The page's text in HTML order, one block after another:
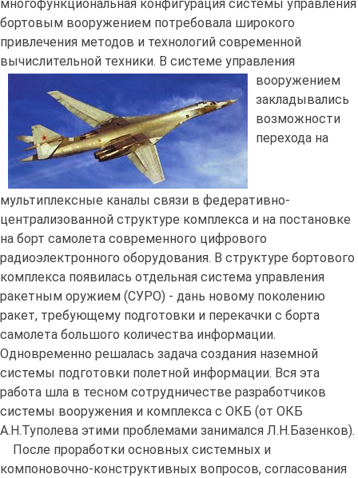
многофункциональная конфигурация системы управления
бортовым вооружением потребовала широкого
привлечения методов и технологий современной
вычислительной техники. В системе управления
вооружением
закладывались
возможности
перехода на
мультиплексные каналы связи в федеративно-
централизованной структуре комплекса и на постановке
на борт самолета современного цифрового
радиоэлектронного оборудования. В структуре бортового
комплекса появилась отдельная система управления
ракетным оружием (СУРО) - дань новому поколению
ракет, требующему подготовки и перекачки с борта
самолета большого количества информации.
Одновременно решалась задача создания наземной
системы подготовки полетной информации. Вся эта
работа шла в тесном сотрудничестве разработчиков
системы вооружения и комплекса с ОКБ (от ОКБ
А.Н.Туполева этими проблемами занимался Л.Н.Базенков).
После проработки основных системных и
компоновочно-конструктивных вопросов, согласования